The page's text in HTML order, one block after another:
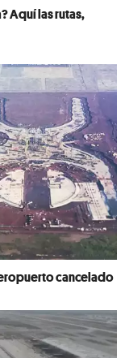
Aquí las rutas,
cancelado